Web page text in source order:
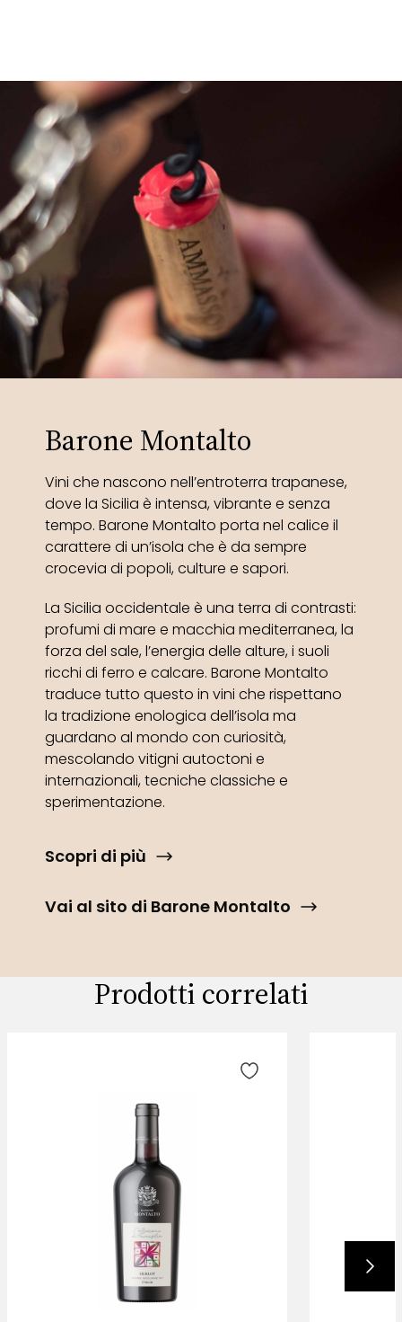
Barone Montalto
Vini che nascono nell’entroterra trapanese,
dove la Sicilia è intensa, vibrante e senza
tempo. Barone Montalto porta nel calice il
carattere di un’isola che è da sempre
crocevia di popoli, culture e sapori.
La Sicilia occidentale è una terra di contrasti:
profumi di mare e macchia mediterranea, la
forza del sale, l’energia delle alture, i suoli
ricchi di ferro e calcare. Barone Montalto
traduce tutto questo in vini che rispettano
la tradizione enologica dell’isola ma
guardano al mondo con curiosità,
mescolando vitigni autoctoni e
internazionali, tecniche classiche e
sperimentazione.
Scopri di più
Vai al sito di Barone Montalto
Prodotti correlati